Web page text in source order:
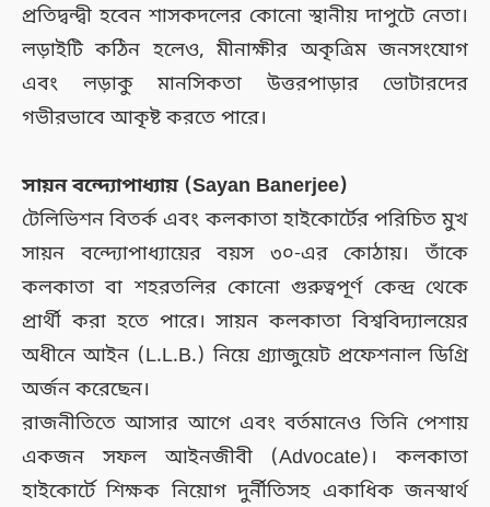
প্রতিদ্বন্দ্বী হবেন শাসকদলের কোনো স্থানীয় দাপুটে নেতা।
লড়াইটি কঠিন হলেও, মীনাক্ষীর অকৃত্রিম জনসংযোগ
এবং লড়াকু মানসিকতা উত্তরপাড়ার ভোটারদের
গভীরভাবে আকৃষ্ট করতে পারে।
সায়ন বন্দ্যোপাধ্যায় (Sayan Banerjee)
টেলিভিশন বিতর্ক এবং কলকাতা হাইকোর্টের পরিচিত মুখ
সায়ন বন্দ্যোপাধ্যায়ের বয়স ৩০-এর কোঠায়। তাঁকে
কলকাতা বা শহরতলির কোনো গুরুত্বপূর্ণ কেন্দ্র থেকে
প্রার্থী করা হতে পারে। সায়ন কলকাতা বিশ্ববিদ্যালয়ের
অধীনে আইন (L.L.B.) নিয়ে গ্র্যাজুয়েট প্রফেশনাল ডিগ্রি
অর্জন করেছেন।
রাজনীতিতে আসার আগে এবং বর্তমানেও তিনি পেশায়
একজন সফল আইনজীবী (Advocate)। কলকাতা
হাইকোর্টে শিক্ষক নিয়োগ দুর্নীতিসহ একাধিক জনস্বার্থ